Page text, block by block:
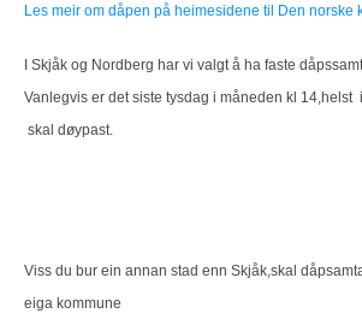
Les meir om dåpen på heimesidene til Den norske
I Skjåk og Nordberg har vi valgt å ha faste
Vanlegvis er det siste tysdag i måneden kl
skal døypast.
Viss du bur ein annan stad enn Skjåk,skal
eiga kommune